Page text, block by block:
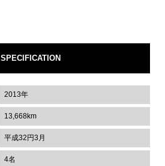
SPECIFICATION
2013年
13,668km
平成32円3月
4名